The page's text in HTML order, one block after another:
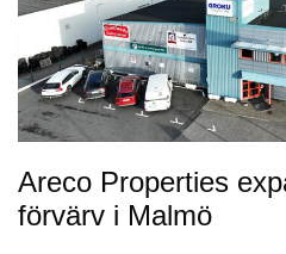
Areco Properties
förvärv i Malmö